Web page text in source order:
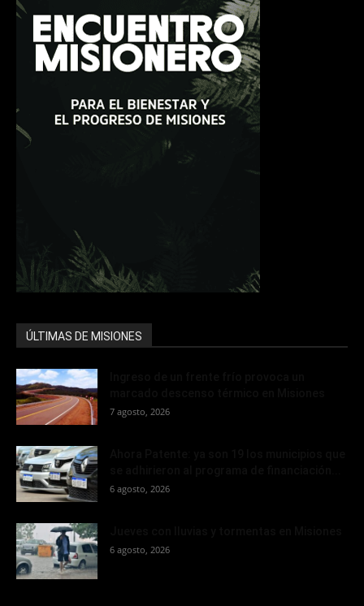
ÚLTIMAS DE MISIONES
7 agosto, 2026
6 agosto, 2026
6 agosto, 2026